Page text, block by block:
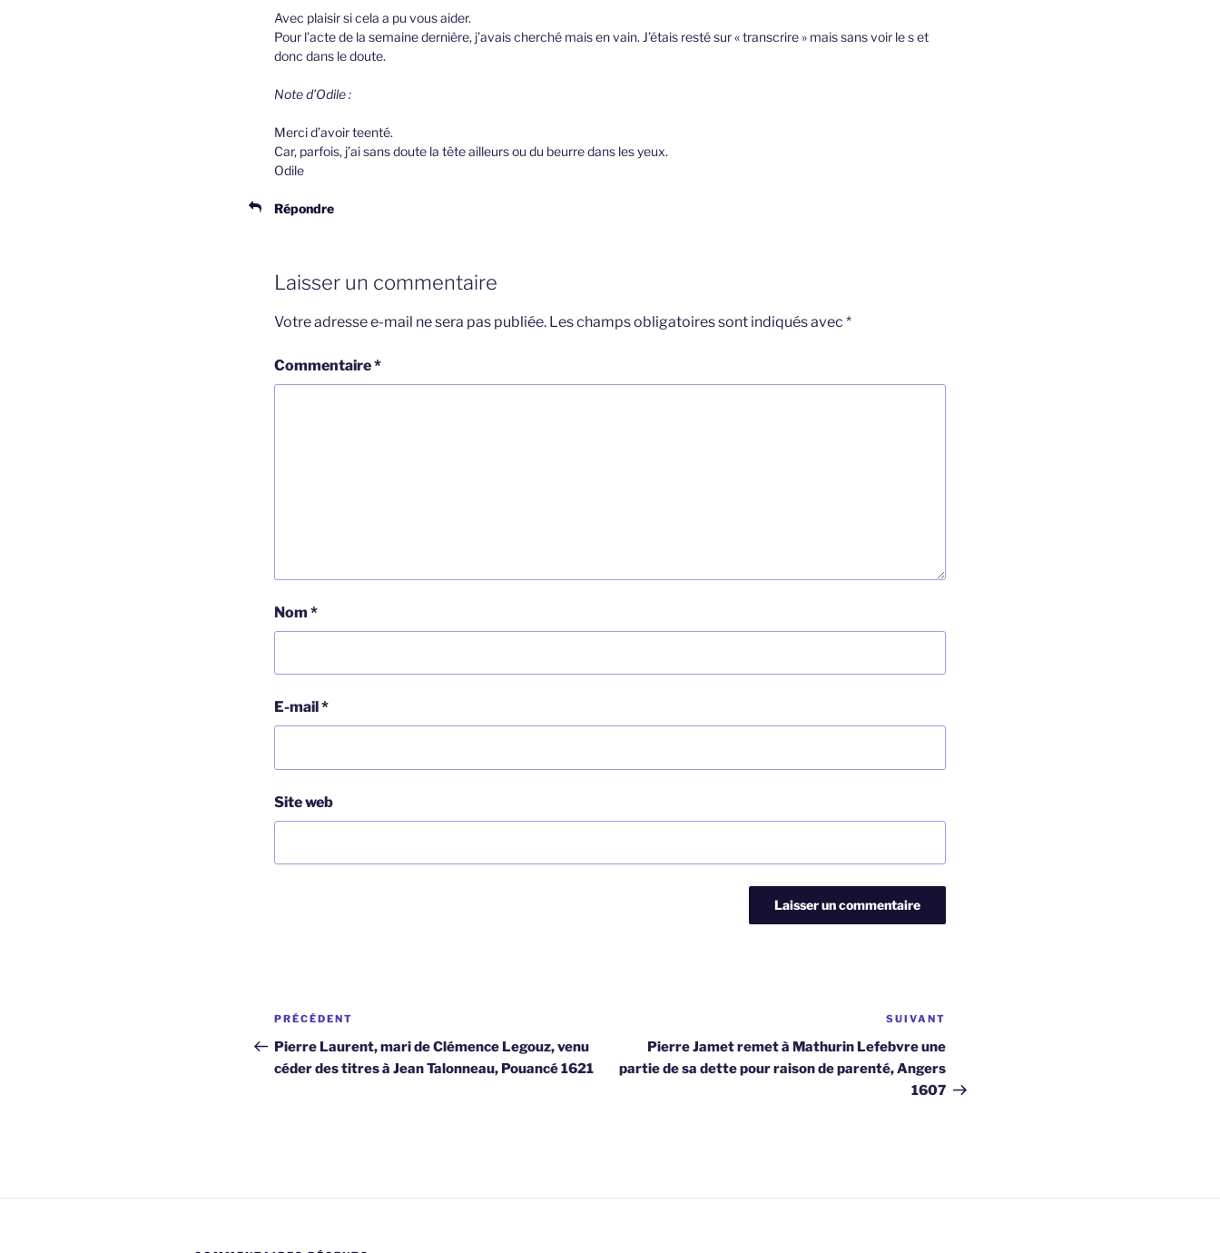
Avec plaisir si cela a pu vous aider.
Pour l’acte de la semaine dernière, j’avais cherché mais en vain. J’étais resté sur « transcrire » mais sans voir le s et
donc dans le doute.
Note d’Odile :
Merci d’avoir teenté.
Car, parfois, j’ai sans doute la tête ailleurs ou du beurre dans les yeux.
Odile
Répondre
Laisser un commentaire
Votre adresse e-mail ne sera pas publiée. Les champs obligatoires sont indiqués avec *
Commentaire*
Nom *
E-mail *
Site web
Navigation
de
l’article
Article
précédent
PRÉCÉDENT
Pierre Laurent, mari de Clémence Legouz, venu
céder des titres à Jean Talonneau, Pouancé 1621
suivant
SUIVANT
Pierre Jamet remet à Mathurin Lefebvre une
partie de sa dette pour raison de parenté, Angers
1607